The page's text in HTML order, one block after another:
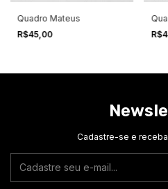
Quadro Mateus
R$45,00
Cadastre-se e